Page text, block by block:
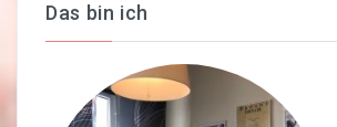
Das bin ich